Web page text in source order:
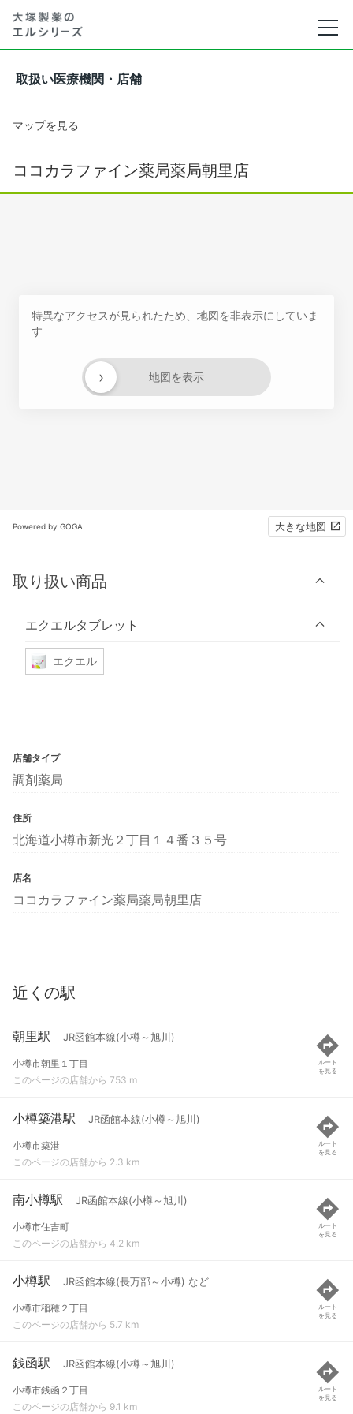
取扱い医療機関・店舗
マップを見る
ココカラファイン薬局薬局朝里店
特異なアクセスが見られたため、地図を非表示にしていま
す
地図を表示
›
Powered by GOGA 大きな地図
取り扱い商品
エクエルタブレット
エクエル
店舗タイプ
調剤薬局
住所
北海道小樽市新光２丁目１４番３５号
店名
ココカラファイン薬局薬局朝里店
近くの駅
朝里駅 JR函館本線(小樽～旭川)
小樽市朝里１丁目
このページの店舗から 753 m
ルート
を見る
小樽築港駅 JR函館本線(小樽～旭川)
小樽市築港
このページの店舗から 2.3 km
ルート
を見る
南小樽駅 JR函館本線(小樽～旭川)
小樽市住吉町
このページの店舗から 4.2 km
ルート
を見る
小樽駅 JR函館本線(長万部～小樽) など
小樽市稲穂２丁目
このページの店舗から 5.7 km
ルート
を見る
銭函駅 JR函館本線(小樽～旭川)
小樽市銭函２丁目
このページの店舗から 9.1 km
ルート
を見る